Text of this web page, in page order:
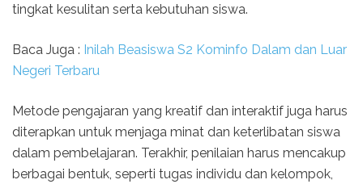
tingkat kesulitan serta kebutuhan siswa.
Baca Juga : Inilah Beasiswa S2 Kominfo Dalam dan Luar
Negeri Terbaru
Metode pengajaran yang kreatif dan interaktif juga harus
diterapkan untuk menjaga minat dan keterlibatan siswa
dalam pembelajaran. Terakhir, penilaian harus mencakup
berbagai bentuk, seperti tugas individu dan kelompok,